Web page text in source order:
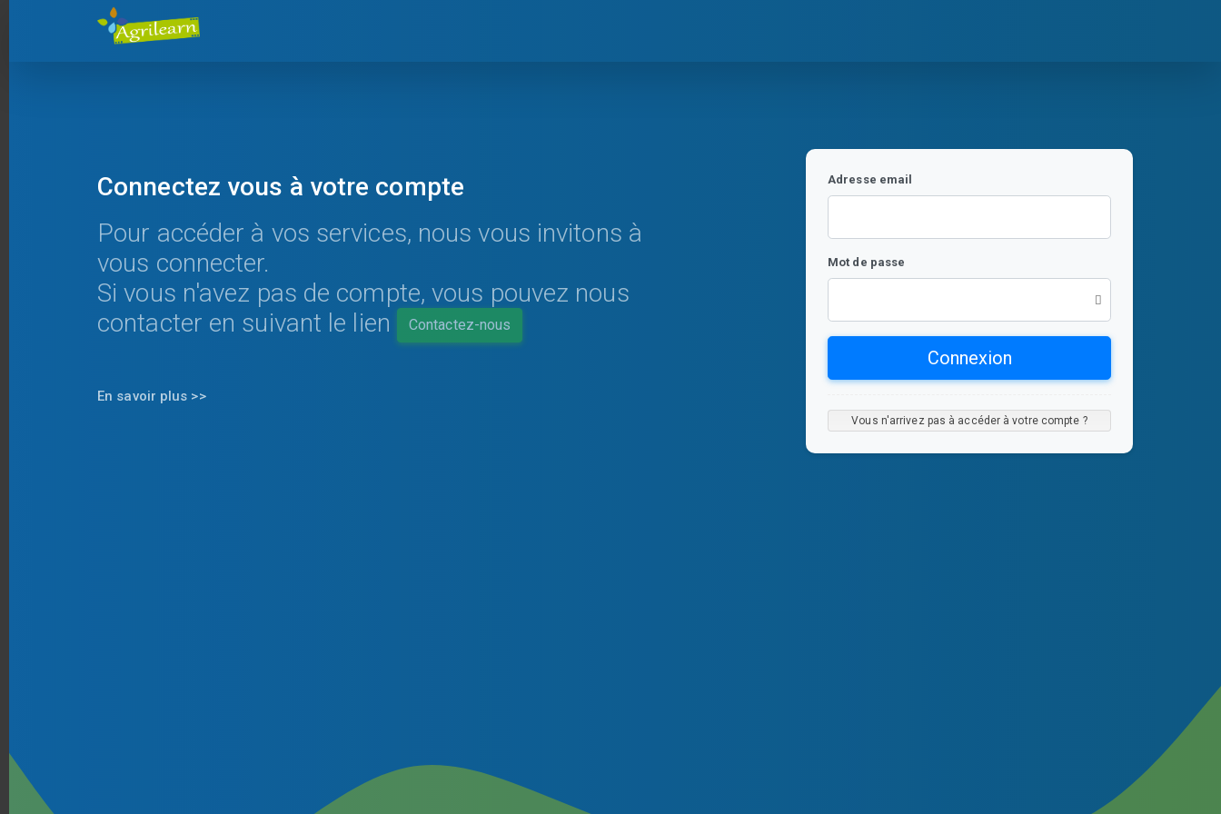
Connectez vous à votre compte
Pour accéder à vos services, nous vous invitons à
vous connecter.
Si vous n'avez pas de compte, vous pouvez nous
contacter en suivant le lien
Contactez-nous
En savoir plus >>
Adresse email
Mot de passe
Connexion
Vous n'arrivez pas à accéder à votre compte ?